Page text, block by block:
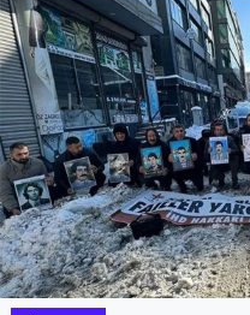
GÜNDEM
Hakkari Haber
İLGİNÇ HABERLER
KADIN
KÜLTÜR SANAT
Haber Arşivi